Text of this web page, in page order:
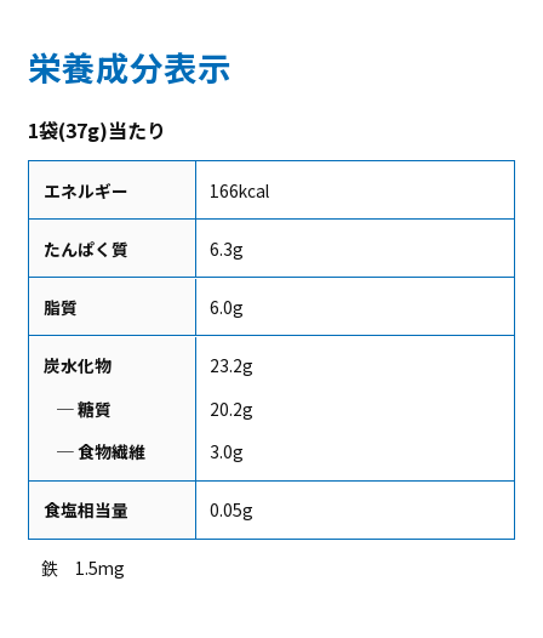
栄養成分表示
1袋(37g)当たり
エネルギー 166kcal
たんぱく質 6.3g
脂質 6.0g
炭水化物
23.2g
─ 糖質
20.2g
─ 食物繊維
3.0g
食塩相当量 0.05g
鉄 1.5mg